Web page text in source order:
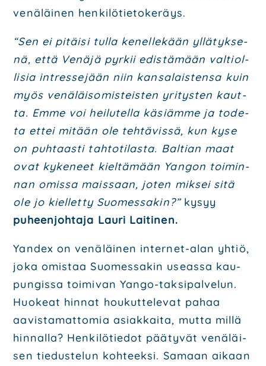
venä­läi­nen hen­ki­lö­tie­to­ke­räys.
“Sen ei pitäi­si tul­la kenel­le­kään yllä­tyk­se­
nä, että Venä­jä pyr­kii edis­tä­mään val­tiol­
li­sia int­res­se­jään niin kan­sa­lais­ten­sa kuin
myös venä­läi­so­mis­teis­ten yri­tys­ten kaut­
ta. Emme voi hei­lu­tel­la käsiäm­me ja tode­
ta ettei mitään ole teh­tä­vis­sä, kun kyse
on puh­taas­ti tah­to­ti­las­ta. Bal­tian maat
ovat kyke­neet kiel­tä­mään Yan­gon toi­min­
nan omis­sa mais­saan, joten mik­sei sitä
ole jo kiel­let­ty Suo­mes­sa­kin?” kysyy
puheen­joh­ta­ja Lau­ri Lai­ti­nen.
Yan­dex on venä­läi­nen inter­net-alan yhtiö,
joka omis­taa Suo­mes­sa­kin useas­sa kau­
pun­gis­sa toi­mi­van Yan­go-tak­si­pal­ve­lun.
Huo­keat hin­nat hou­kut­te­le­vat pahaa
aavis­ta­mat­to­mia asiak­kai­ta, mut­ta mil­lä
hin­nal­la? Hen­ki­lö­tie­dot pää­ty­vät venä­läi­
sen tie­dus­te­lun koh­teek­si. Samaan aikaan